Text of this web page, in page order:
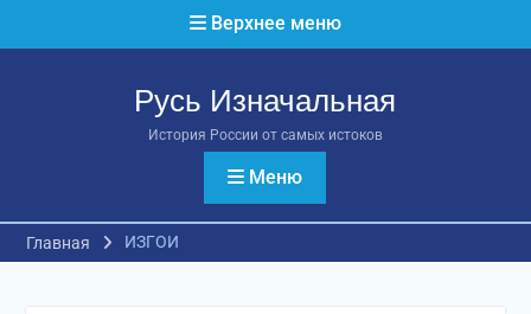
Верхнее меню
Русь Изначальная
История России от самых истоков
Меню
Главная ИЗГОИ